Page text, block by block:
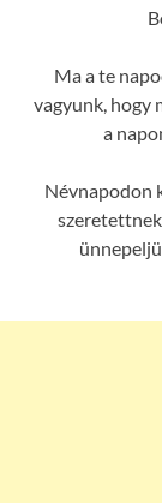
Ma a te
vagyunk, hogy
a
Névnapodon